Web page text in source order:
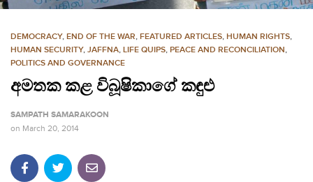
e
DEMOCRACY, END OF THE WAR, FEATURED ARTICLES, HUMAN RIGHTS,
HUMAN SECURITY, JAFFNA, LIFE QUIPS, PEACE AND RECONCILIATION,
POLITICS AND GOVERNANCE
අමතක කළ විබූෂිකාගේ කඳුළු
SAMPATH SAMARAKOON
on March 20, 2014